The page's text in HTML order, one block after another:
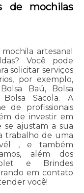
de mochilas
artesanal
Você pode
solicitar serviços
por exemplo,
Baú, Bolsa
Sacola. A
de profissionais
de investir em
se ajustam a sua
trabalho de uma
, e também
além dos
e Brindes
em contato
você!